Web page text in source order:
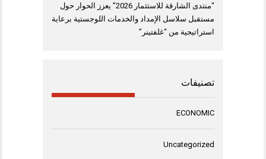
“منتدى الشارقة للاستثمار 2026” يعزز الحوار حول
مستقبل سلاسل الإمداد والخدمات اللوجستية برعاية
استراتيجية من “غلفتينر”
تصنيفات
ECONOMIC
Uncategorized